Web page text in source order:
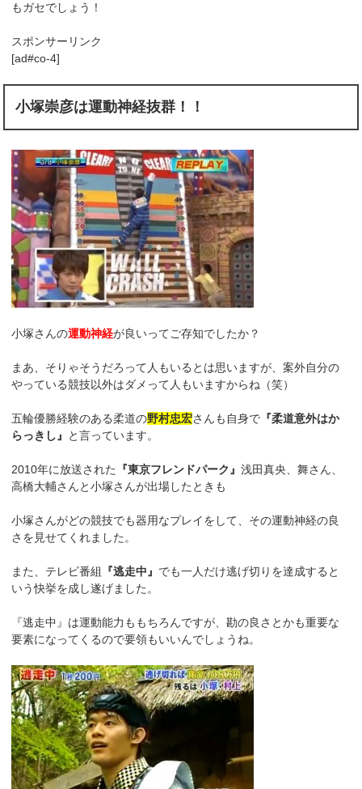
もガセでしょう！
スポンサーリンク
[ad#co-4]
小塚崇彦は運動神経抜群！！
小塚さんの運動神経が良いってご存知でしたか？
まあ、そりゃそうだろって人もいるとは思いますが、案外自分の
やっている競技以外はダメって人もいますからね（笑）
五輪優勝経験のある柔道の野村忠宏さんも自身で 『柔道意外はか
らっきし』 と言っています。
2010年に放送された 『東京フレンドパーク』浅田真央、舞さん、
高橋大輔さんと小塚さんが出場したときも
小塚さんがどの競技でも器用なプレイをして、その運動神経の良
さを見せてくれました。
また、テレビ番組 『逃走中』 でも一人だけ逃げ切りを達成すると
いう快挙を成し遂げました。
『逃走中』は運動能力ももちろんですが、勘の良さとかも重要な
要素になってくるので要領もいいんでしょうね。